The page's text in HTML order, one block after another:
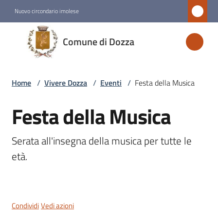
Nuovo circondario imolese
Comune di Dozza
Comune
di
Dozza
Servizi
Menu selezionato
Home / Vivere Dozza / Eventi / Festa della Musica
Salta al contenuto
Festa della Musica
Serata all'insegna della musica per tutte le
età.
CondividiVedi azioni